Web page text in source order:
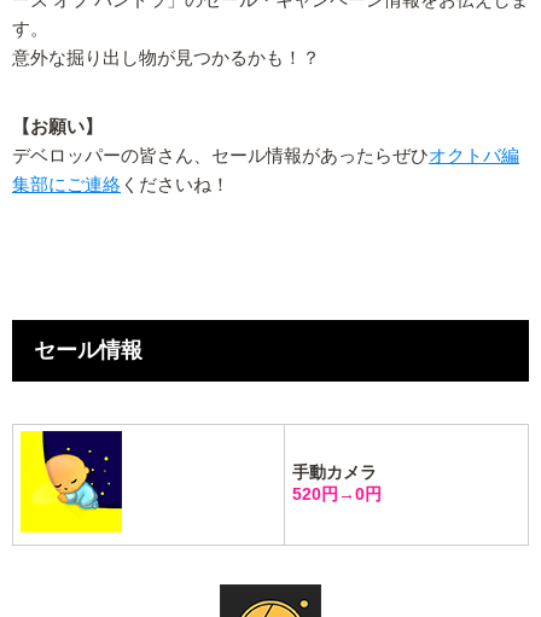
す。
意外な掘り出し物が見つかるかも！？
【お願い】
デベロッパーの皆さん、セール情報があったらぜひオクトバ編
集部にご連絡 くださいね！
セール情報
手動カメラ
520円→0円